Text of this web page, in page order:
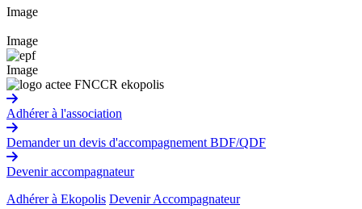
Image
Image
Image
Adhérer à l'association
Demander un devis d'accompagnement BDF/QDF
Devenir accompagnateur
Adhérer à Ekopolis Devenir Accompagnateur